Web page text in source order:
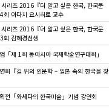
시리즈 2016『더 알고 싶은 한국, 한국문
회 아다치 요시히로 교수
시리즈 2016『더 알고 싶은 한국, 한국문
회 김혜경선생
「제 1회 동아시아 국제학술연구대회」
회『길 위의 인문학 – 일본 속의 한국을 찾
전「와세다의 한국미술」기념 강연회